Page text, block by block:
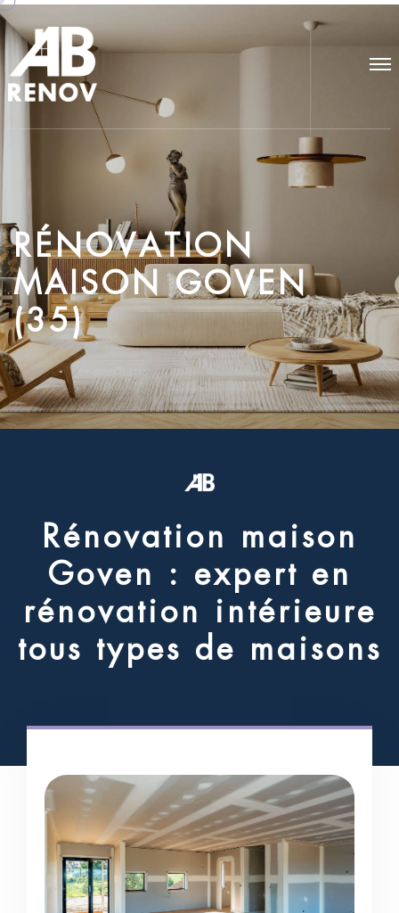
RÉNOVATION
MAISON GOVEN
(35)
Rénovation maison
Goven : expert en
rénovation intérieure
tous types d e maisons